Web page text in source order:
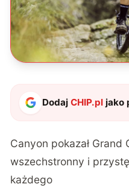
DodajCHIP.pl jako
Canyon pokazał Grand
wszechstronny i
każdego